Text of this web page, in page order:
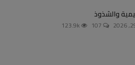
والشذوذ
107
123.9k